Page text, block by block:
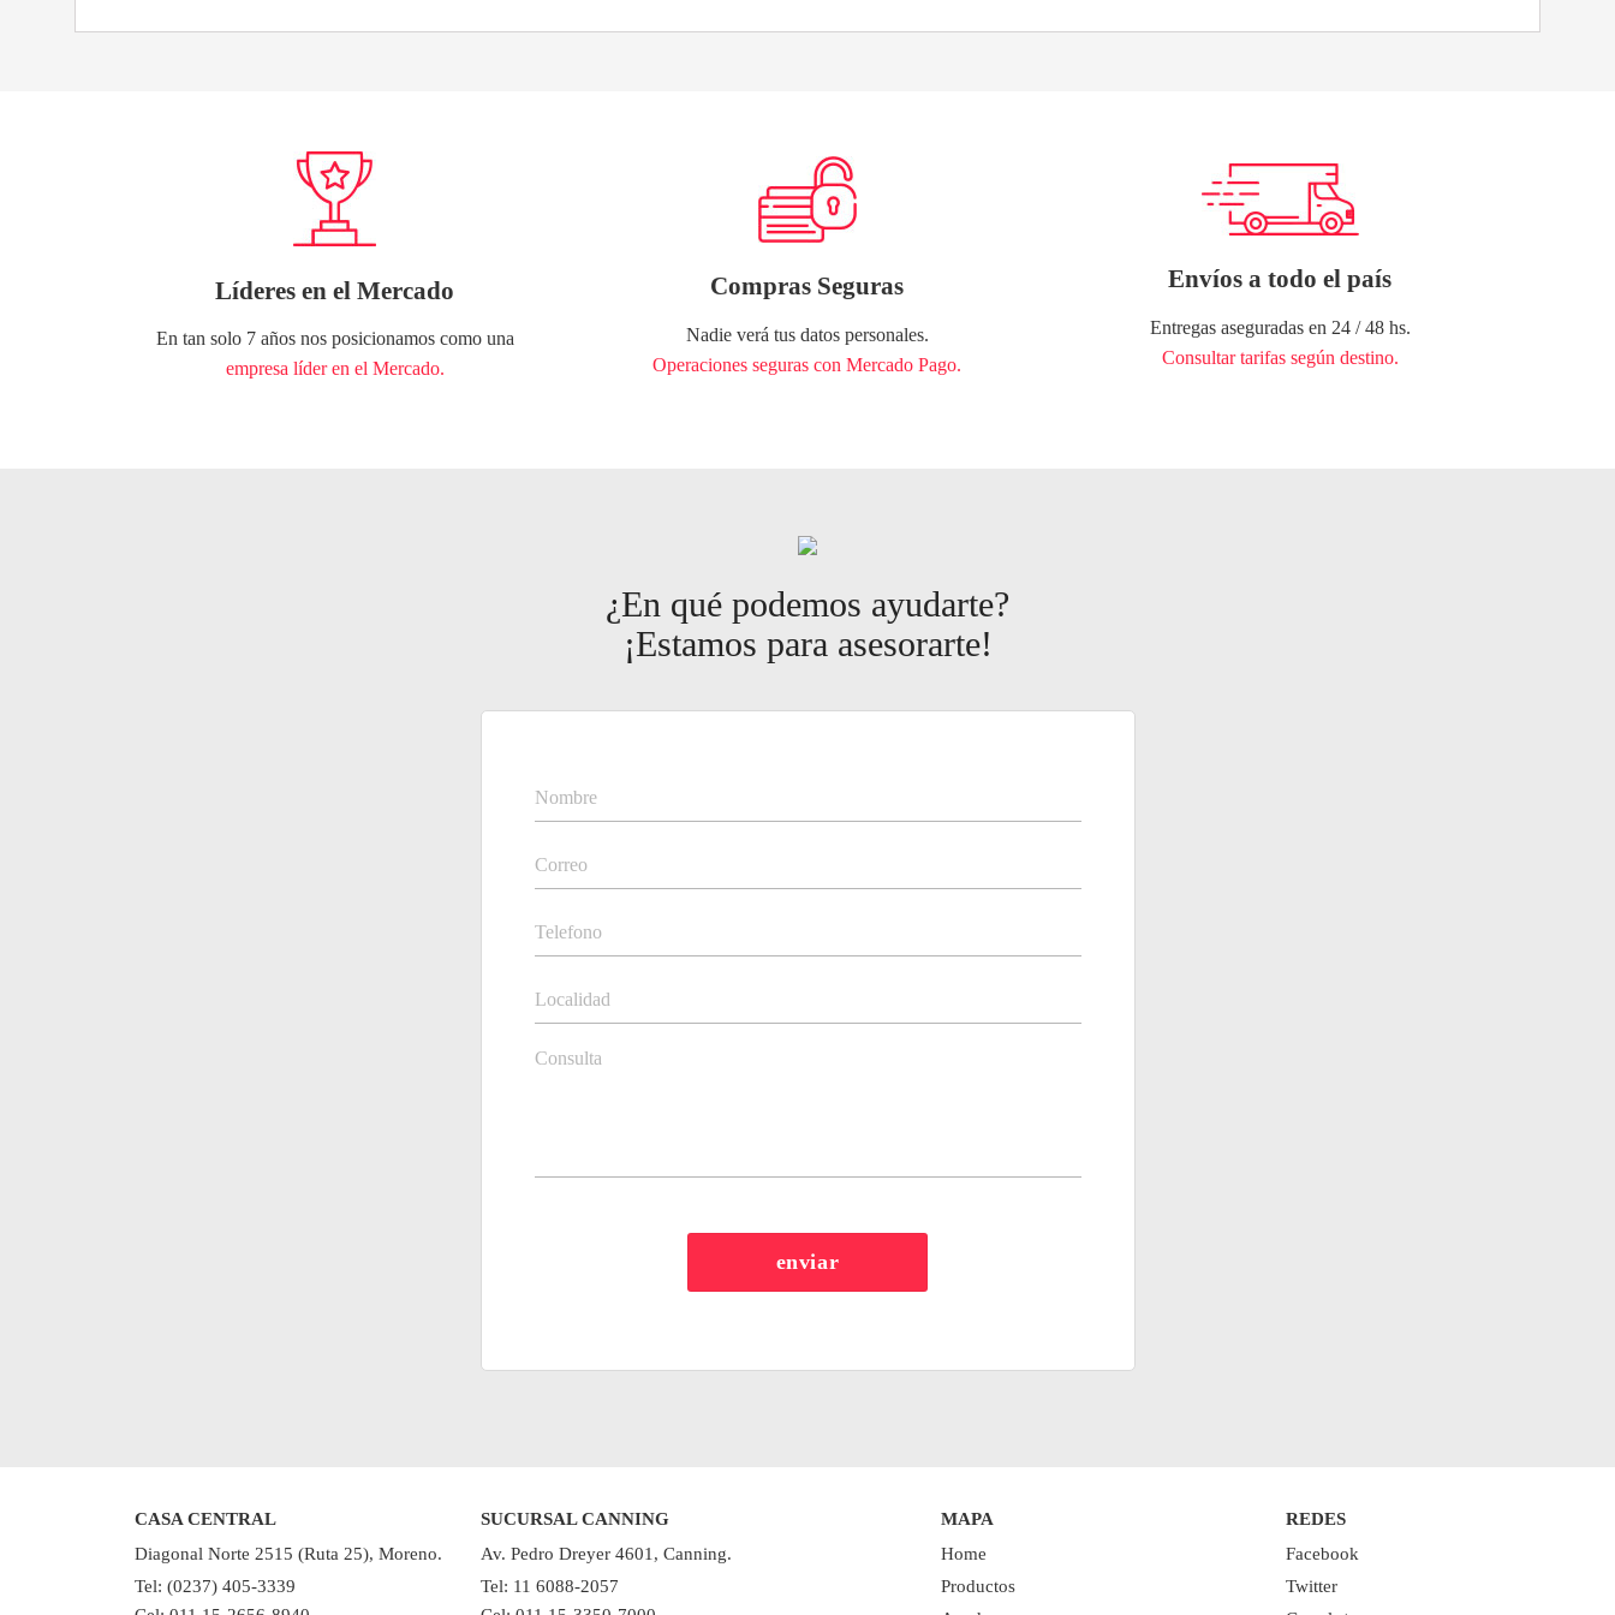
Líderes en el Mercado
En tan solo 7 años nos posicionamos como una
empresa líder en el Mercado.
Compras Seguras
Nadie verá tus datos personales.
Operaciones seguras con Mercado Pago.
Envíos a todo el país
Entregas aseguradas en 24 / 48 hs.
Consultar tarifas según destino.
¿En qué podemos ayudarte?
¡Estamos para asesorarte!
CASA CENTRAL
Diagonal Norte 2515 (Ruta 25), Moreno.
Tel: (0237) 405-3339
SUCURSAL CANNING
Av. Pedro Dreyer 4601, Canning.
Tel: 11 6088-2057
MAPA
Home
Productos
REDES
Facebook
Twitter